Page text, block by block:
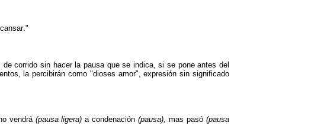
."
corrido sin hacer la pausa que se indica, si se pone antes del
la percibirán como "dioses amor", expresión sin significado
vendrá (pausa ligera)a condenación(pausa),mas pasó(pausa